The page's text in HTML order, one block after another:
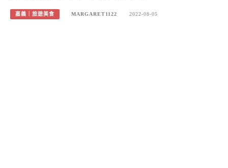
嘉義｜旅遊美食 MARGARET1122 2022-08-05